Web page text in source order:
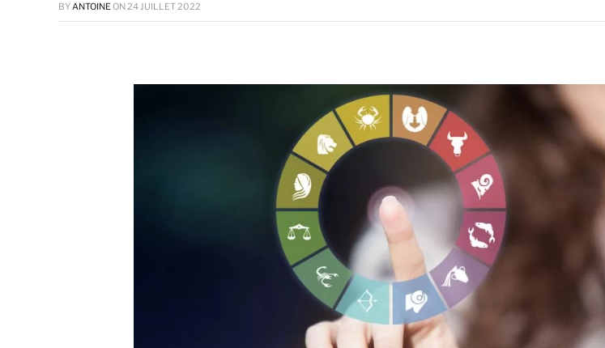
BYANTOINEON 24 JUILLET 2022